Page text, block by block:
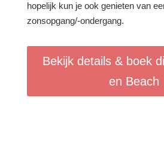
hopelijk kun je ook genieten van
zonsopgang/-ondergang.
Bekijk details & boek
en Beach